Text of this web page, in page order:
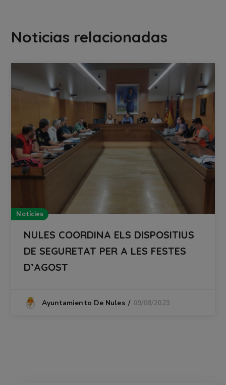
Noticias relacionadas
Notícies
NULES COORDINA ELS DISPOSITIUS
DE SEGURETAT PER A LES FESTES
D’AGOST
Ayuntamiento De Nules 09/08/2023